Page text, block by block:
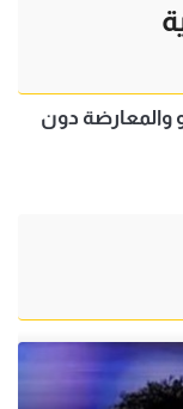
والمعارضة دون